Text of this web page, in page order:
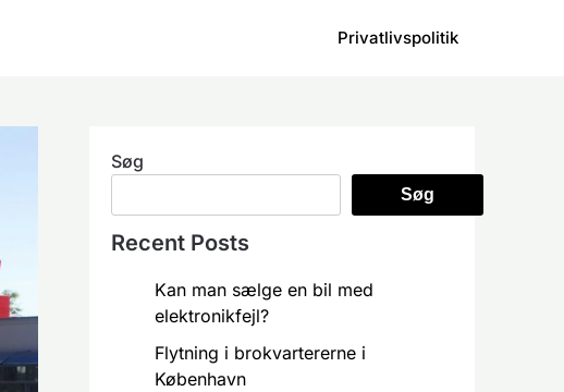
Privatlivspolitik
Søg
Søg
Recent Posts
Kan man sælge en bil med
elektronikfejl?
Flytning i brokvartererne i
København